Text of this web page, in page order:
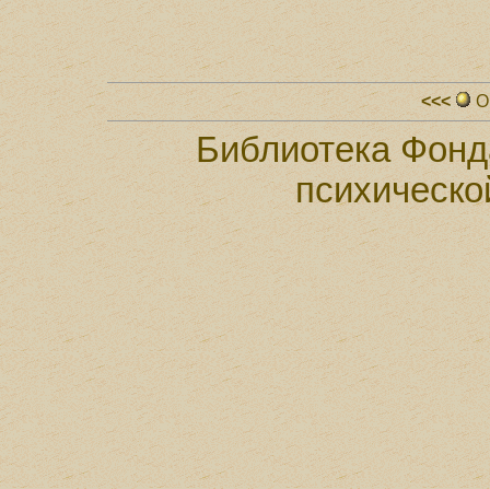
<<<
Библиотека